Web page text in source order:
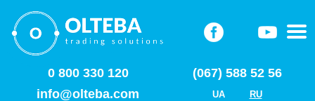
0 800 330 120
(067) 588 52 56
info@olteba.com
UA RU